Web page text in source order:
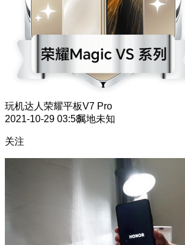
玩机达人 荣耀平板V7 Pro
2021-10-29 03:58属地未知
关注